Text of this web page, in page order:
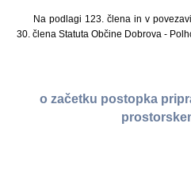
Na podlagi 123. člena in v
30. člena Statuta Občine Dobrova -
o začetku postopka